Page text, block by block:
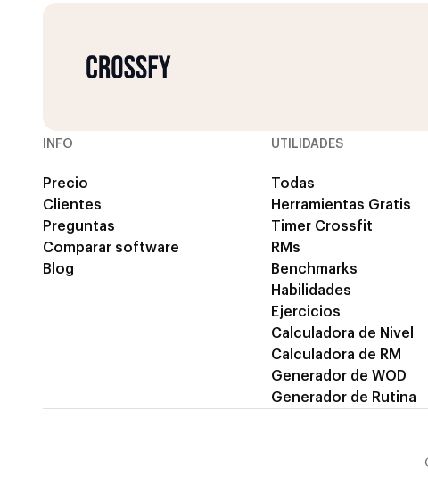
INFO
Precio
Clientes
Preguntas
Comparar software
Blog
UTILIDADES
Todas
Herramientas Gratis
Timer Crossfit
RMs
Benchmarks
Habilidades
Ejercicios
Calculadora de Nivel
Calculadora de RM
Generador de WOD
Generador de Rutina